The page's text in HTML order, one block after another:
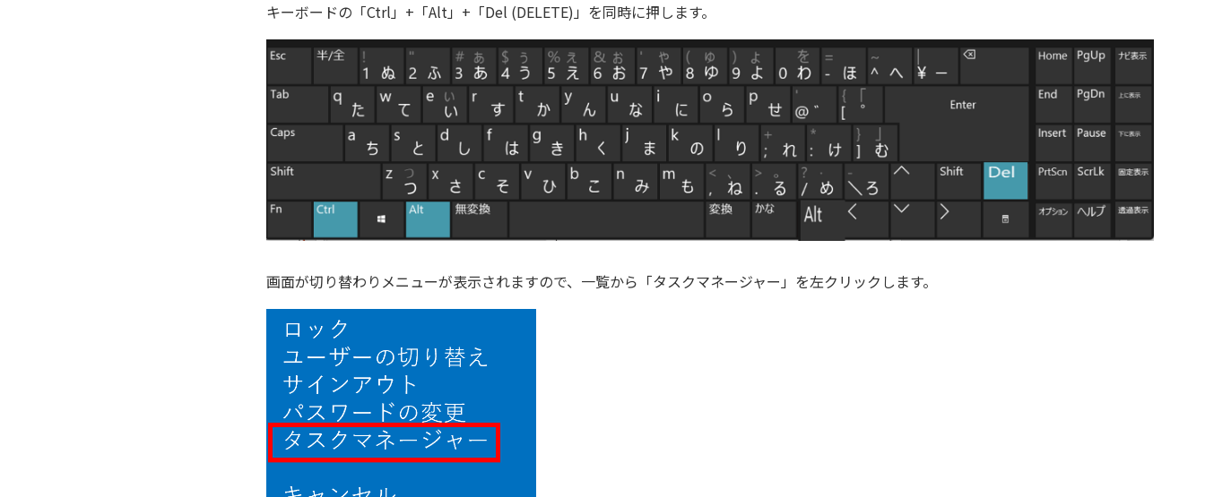
キーボードの「Ctrl」+「Alt」+「Del (DELETE)」を同時に押します。
画面が切り替わりメニューが表示されますので、一覧から「タスクマネージャー」を左クリックします。